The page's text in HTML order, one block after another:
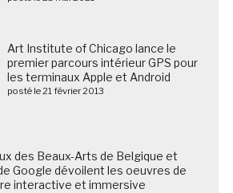
Art Institute of Chicago lance le
premier parcours intérieur GPS pour
les terminaux Apple et Android
posté le 21 février 2013
des Beaux-Arts de Belgique et
Google dévoilent les oeuvres de
interactive et immersive